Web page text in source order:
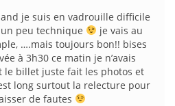
je suis en vadrouille difficile
peu technique
je vais au
….mais toujours bon!! bises
à 3h30 ce matin je n’avais
le billet juste fait les photos et
long surtout la relecture pour
de fautes